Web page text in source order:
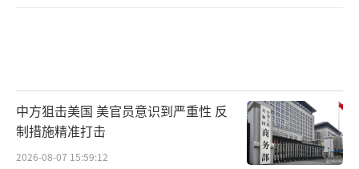
中方狙击美国 美官员意识到严重性 反
制措施精准打击
2026-08-07 15:59:12